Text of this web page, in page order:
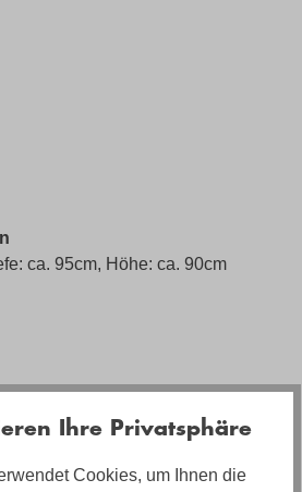
ca. 95cm, Höhe: ca. 90cm
Ihre Privatsphäre
Cookies, um Ihnen die